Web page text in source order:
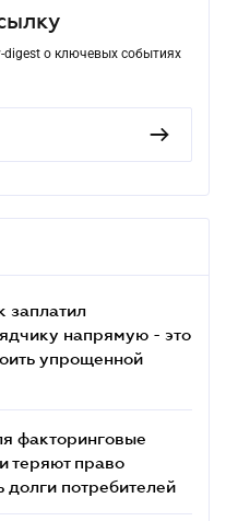
digest о ключевых событиях
заплатил
напрямую - это
упрощенной
факторинговые
теряют право
долги потребителей